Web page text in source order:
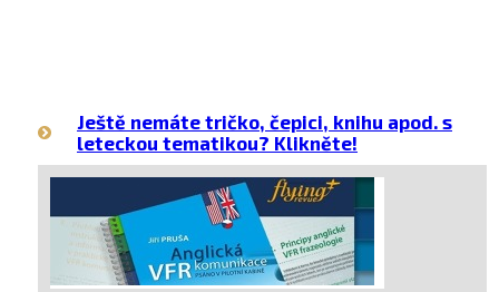
Ještě nemáte tričko, čepici, knihu apod. s
leteckou tematikou? Klikněte!